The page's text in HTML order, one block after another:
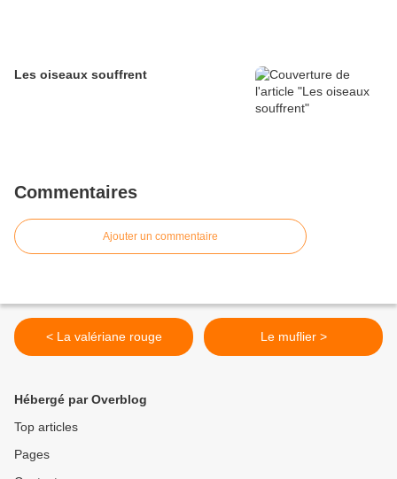
Les oiseaux souffrent
Commentaires
Ajouter un commentaire
< La valériane rouge Le muflier >
Hébergé par Overblog
Top articles
Pages